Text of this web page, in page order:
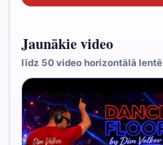
Jaunākie video
līdz 50 video horizontālā lentē